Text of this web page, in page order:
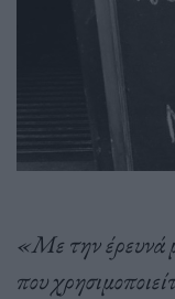
«Με την έρευνά
που